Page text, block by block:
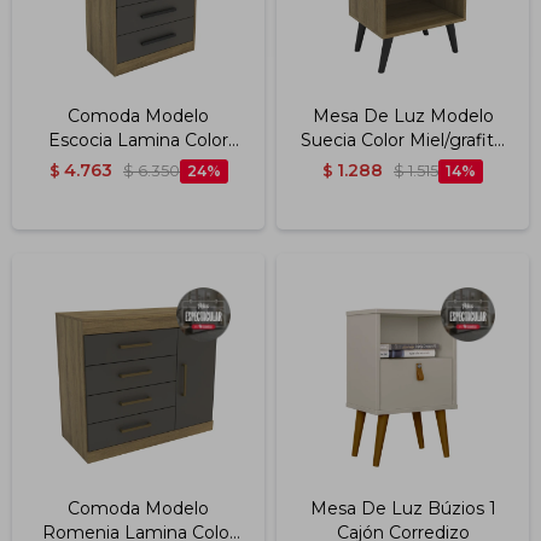
Comoda Modelo
Escocia Lamina Color
Mel/grafite Intenso
$ 4.763 $ 6.350 24
Mesa De Luz Modelo
Suecia Color Miel/grafite
Intenso
$ 1.288 $ 1.515 14
Comoda Modelo
Romenia Lamina Color
Mesa De Luz Búzios 1
Cajón Corredizo